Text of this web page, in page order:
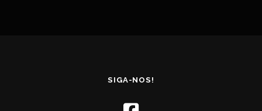
SIGA-NOS!